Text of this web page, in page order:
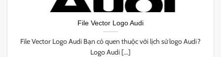
File Vector Logo Audi
File Vector Logo Audi Bạn có quen thuộc với lịch sử logo Audi?
Logo Audi [...]